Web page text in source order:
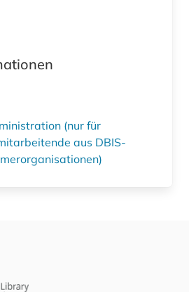
(nur für
aus DBIS-